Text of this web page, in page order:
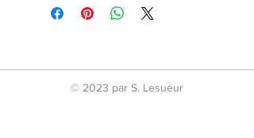
© 2023 par S. Lesueur